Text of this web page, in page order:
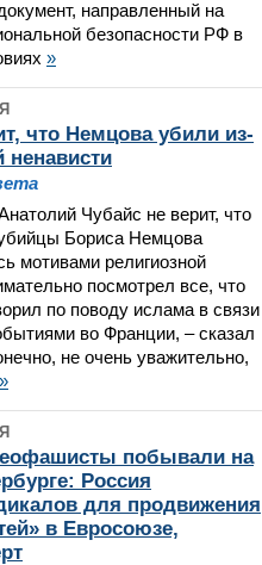
направленный на
безопасности РФ в
»
что Немцова убили из-
ненависти
Чубайс не верит, что
Бориса Немцова
мотивами религиозной
посмотрел все, что
по поводу ислама в связи
во Франции, – сказал
не очень уважительно,
»
побывали на
Россия
для продвижения
в Евросоюзе,